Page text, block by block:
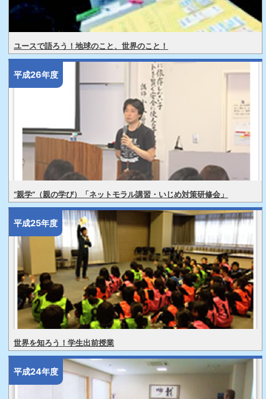
ユースで語ろう！地球のこと、世界のこと！
平成26年度
“親学”（親の学び）「ネットモラル講習・いじめ対策研修会」
平成25年度
世界を知ろう！学生出前授業
平成24年度